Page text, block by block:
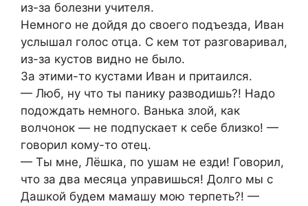
из-за болезни учителя.
Немного не дойдя до своего подъезда, Иван
услышал голос отца. С кем тот разговаривал,
из-за кустов видно не было.
За этими-то кустами Иван и притаился.
— Люб, ну что ты панику разводишь?! Надо
подождать немного. Ванька злой, как
волчонок — не подпускает к себе близко! —
говорил кому-то отец.
— Ты мне, Лёшка, по ушам не езди! Говорил,
что за два месяца управишься! Долго мы с
Дашкой будем мамашу мою терпеть?! —